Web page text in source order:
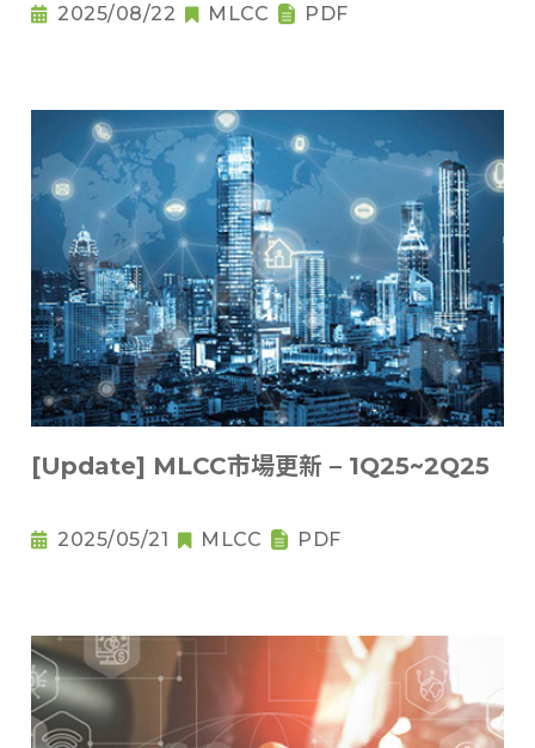
2025/08/22 MLCC PDF
[Update] MLCC市場更新 – 1Q25~2Q25
2025/05/21 MLCC PDF